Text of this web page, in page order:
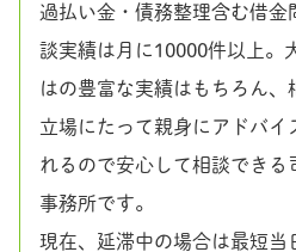
過払い金・債務整理含む借金
談実績は月に10000件以上。
はの豊富な実績はもちろん、
立場にたって親身にアドバイ
れるので安心して相談できる
事務所です。
現在、延滞中の場合は最短当